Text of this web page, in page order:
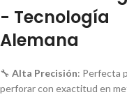
- Tecnología
Alemana
🔧 Alta Precisión: Perfecta
perforar con exactitud en